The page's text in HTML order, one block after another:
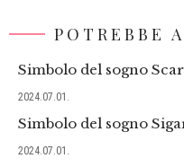
POTREBBE
Simbolo del sogno
2024.07.01.
Simbolo del sogno
2024.07.01.